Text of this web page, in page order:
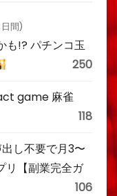
間)
も!? パチンコ玉
250
game 麻雀
118
出し不要で月3〜
リ【副業完全ガ
106